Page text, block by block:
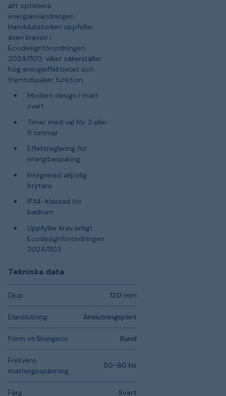
att optimera
energianvändningen.
Handdukstorken uppfyller
även kraven i
Ecodesignförordningen
2024/1103, vilket säkerställer
hög energieffektivitet och
framtidssäker funktion.
Modern design i matt
svart
Timer med val för 3 eller
6 timmar
Effektreglering för
energibesparing
Integrerad allpolig
brytare
IPX4-klassad för
badrum
Uppfyller krav enligt
Ecodesignförordningen
2024/1103
Tekniska data
Djup 120 mm
Elanslutning Anslutningsplint
Form strålningsrör Rund
Frekvens
matningsspänning
50-60 Hz
Färg Svart